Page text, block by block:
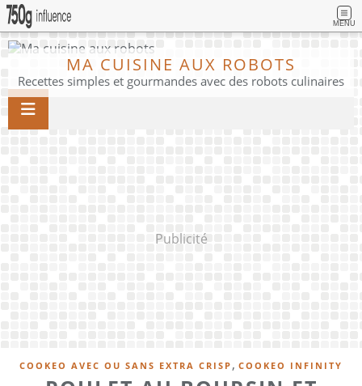
MENU
MA CUISINE AUX ROBOTS
Recettes simples et gourmandes avec des robots culinaires
Publicité
COOKEO AVEC OU SANS EXTRA CRISP , COOKEO INFINITY